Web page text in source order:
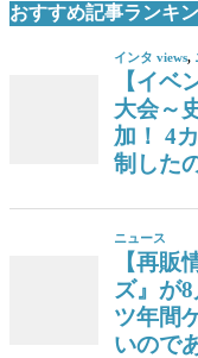
おすすめ記事ランキ
インタ views,
【イベ
大会～
加！ 4
制した
ニュース
【再販
ズ』が
ツ年間
いので